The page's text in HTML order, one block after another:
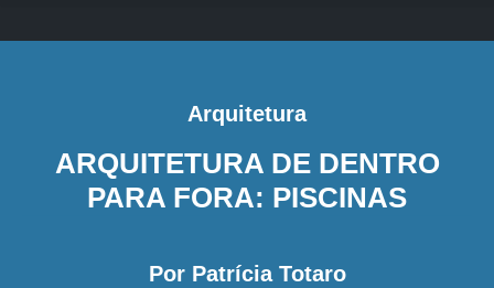
Arquitetura
ARQUITETURA DE DENTRO
PARA FORA: PISCINAS
Por Patrícia Totaro